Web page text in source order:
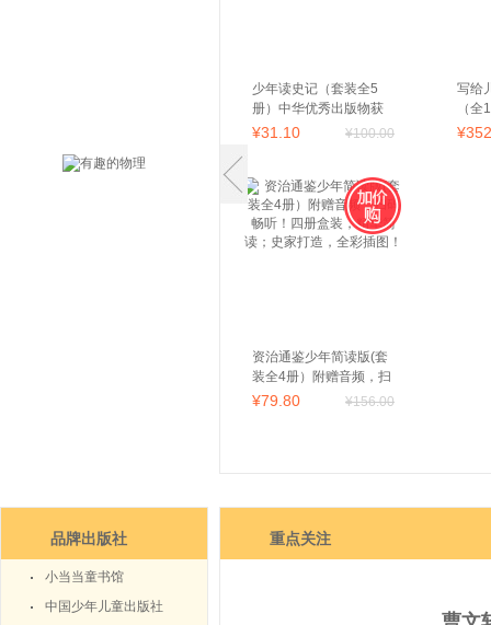
少年读史记（套装全5
册）中华优秀出版物获
奖图书，张嘉骅巅峰之
¥31 .10 ¥100.00
写给
（全
¥352
资治通鉴少年简读版(套
装全4册）附赠音频，扫
码畅听！四册盒装，精
¥79 .80 ¥156.00
品牌出版社
小当当童书馆
中国少年儿童出版社
重点关注